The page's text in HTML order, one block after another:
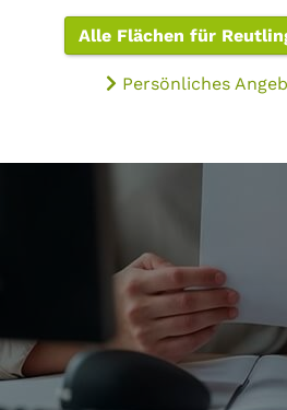
Alle Flächen für
Persönliches